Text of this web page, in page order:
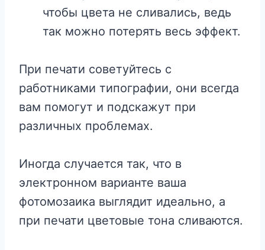
чтобы цвета не сливались, ведь
так можно потерять весь эффект.
При печати советуйтесь с
работниками типографии, они всегда
вам помогут и подскажут при
различных проблемах.
Иногда случается так, что в
электронном варианте ваша
фотомозаика выглядит идеально, а
при печати цветовые тона сливаются.